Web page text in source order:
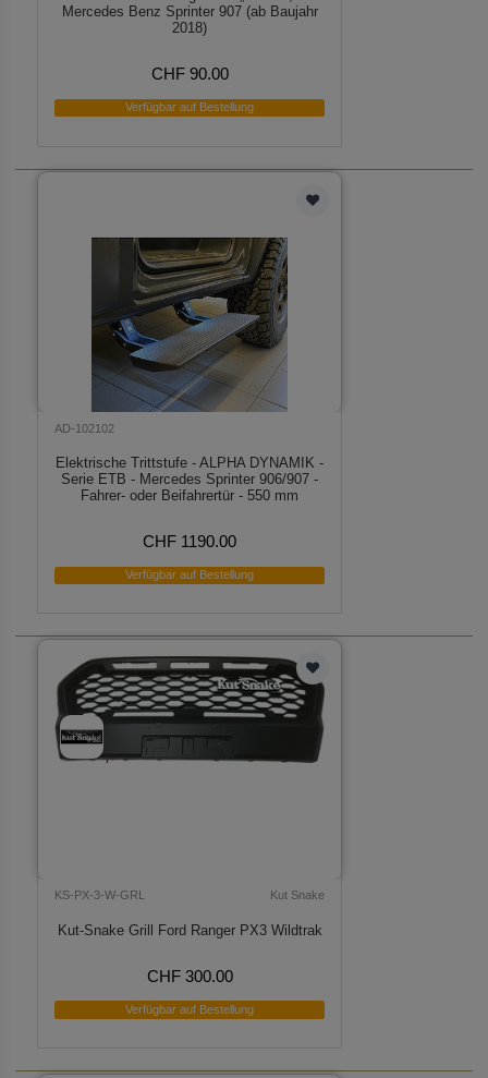
Mercedes Benz Sprinter 907 (ab Baujahr
2018)
CHF 90.00
Verfügbar auf Bestellung
AD-102102
Elektrische Trittstufe - ALPHA DYNAMIK -
Serie ETB - Mercedes Sprinter 906/907 -
Fahrer- oder Beifahrertür - 550 mm
CHF 1190.00
Verfügbar auf Bestellung
KS-PX-3-W-GRL Kut Snake
Kut-Snake Grill Ford Ranger PX3 Wildtrak
CHF 300.00
Verfügbar auf Bestellung